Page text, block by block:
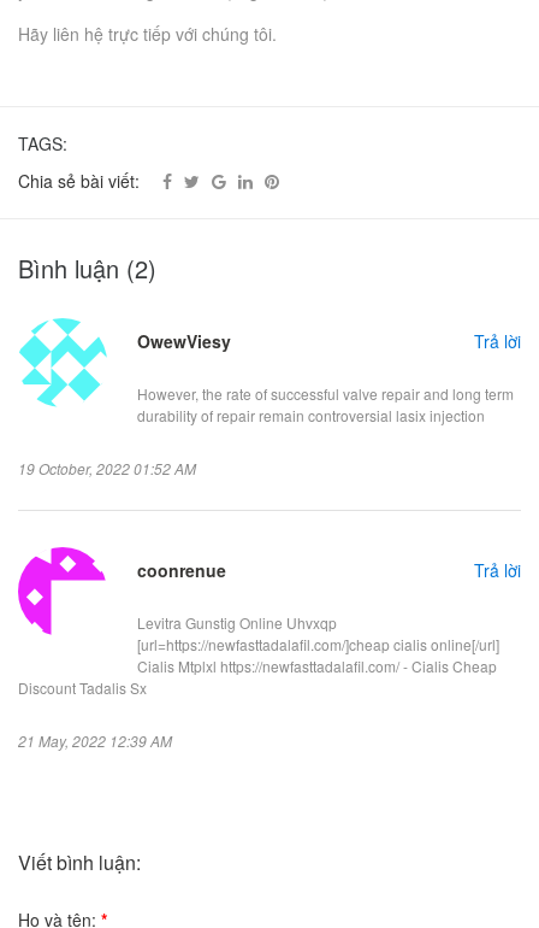
Hãy liên hệ trực tiếp với chúng tôi.
TAGS:
Chia sẻ bài viết:
Bình luận (2)
OwewViesy Trả lời
However, the rate of successful valve repair and long term
durability of repair remain controversial lasix injection
19 October, 2022 01:52 AM
coonrenue Trả lời
Levitra Gunstig Online Uhvxqp
[url=https://newfasttadalafil.com/]cheap cialis online[/url]
Cialis Mtplxl https://newfasttadalafil.com/ - Cialis Cheap
Discount Tadalis Sx
21 May, 2022 12:39 AM
Viết bình luận:
Họ và tên: *